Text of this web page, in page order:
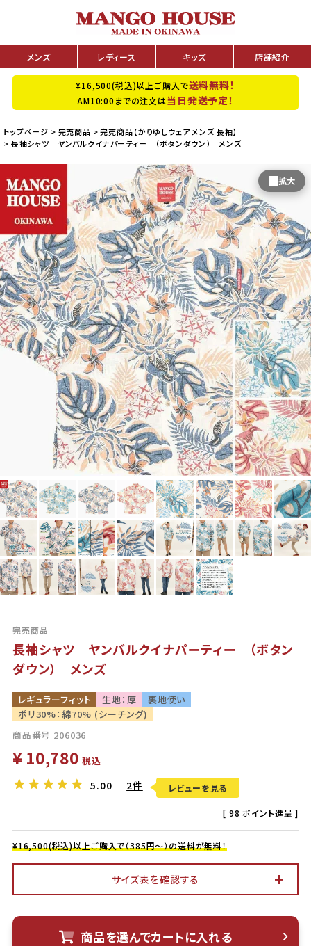
メンズ レディース キッズ 店舗紹介
¥16,500(税込)以上ご購入で送料無料！
AM10:00までの注文は当日発送予定！
トップページ 完売商品
完売商品【かりゆしウェア メンズ 長袖】
長袖シャツ ヤンバルクイナパーティー （ボタンダウン） メンズ
完売商品
長袖シャツ ヤンバルクイナパーティー （ボタン
ダウン） メンズ
レギュラーフィット 生地：厚
裏地使い
ポリ30%：綿70% (シーチング)
商品番号 206036
¥ 10,780 税込
5.00 2件 レビューを見る
[ 98 ポイント進呈 ]
¥16,500(税込)以上ご購入で（385円～）の送料が無料！
サイズ表を確認する
商品を選んでカートに入れる